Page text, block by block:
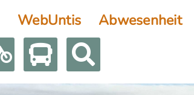
WebUntis Abwesenheit